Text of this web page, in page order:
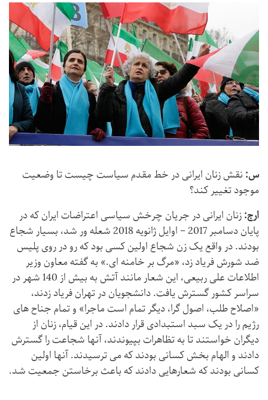
س:نقش زنان ایرانی در خط مقدم سیاست چیست تا وضعیت
موجود تغییر كند؟
ارج:زنان ایرانی در جریان چرخش سیاسی اعتراضات ایران که در
پایان دسامبر 2017 – اوایل ژانویه 2018 شعله ور شد، بسیار شجاع
بودند. در واقع یک زن شجاع اولین کسی بود که رو در روی پلیس
ضد شورش فریاد زد، «مرگ بر خامنه ای.» به گفته معاون وزیر
اطلاعات علی ربیعی، این شعار مانند آتش به بیش از 140 شهر در
سراسر کشور گسترش یافت. دانشجویان در تهران فریاد زدند،
«اصلاح طلب، اصول گرا، دیگر تمام است ماجرا» و تمام جناح های
رژیم را در یک سبد استبدادی قرار دادند. در این قیام، زنان از
دیگران خواستند تا به تظاهرات بپیوندند، آنها شجاعت را گسترش
دادند و الهام بخش كسانی بودند كه می ترسیدند. آنها اولین
کسانی بودند که شعارهایی دادند که باعث برخاستن جمعیت شد.